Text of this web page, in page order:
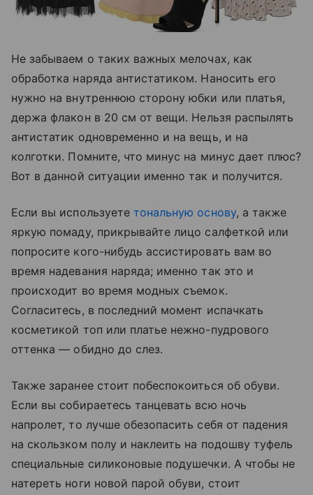
Не забываем о таких важных мелочах, как
обработка наряда антистатиком. Наносить его
нужно на внутреннюю сторону юбки или платья,
держа флакон в 20 см от вещи. Нельзя распылять
антистатик одновременно и на вещь, и на
колготки. Помните, что минус на минус дает плюс?
Вот в данной ситуации именно так и получится.
Если вы используете тональную основу, а также
яркую помаду, прикрывайте лицо салфеткой или
попросите кого-нибудь ассистировать вам во
время надевания наряда; именно так это и
происходит во время модных съемок.
Согласитесь, в последний момент испачкать
косметикой топ или платье нежно-пудрового
оттенка — обидно до слез.
Также заранее стоит побеспокоиться об обуви.
Если вы собираетесь танцевать всю ночь
напролет, то лучше обезопасить себя от падения
на скользком полу и наклеить на подошву туфель
специальные силиконовые подушечки. А чтобы не
натереть ноги новой парой обуви, стоит